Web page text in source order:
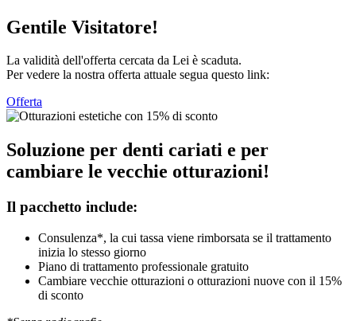
Gentile Visitatore!
La validità dell'offerta cercata da Lei è scaduta.
Per vedere la nostra offerta attuale segua questo link:
Offerta
Soluzione per denti cariati e per
cambiare le vecchie otturazioni!
Il pacchetto include:
Consulenza*, la cui tassa viene rimborsata se il trattamento
inizia lo stesso giorno
Piano di trattamento professionale gratuito
Cambiare vecchie otturazioni o otturazioni nuove con il 15%
di sconto